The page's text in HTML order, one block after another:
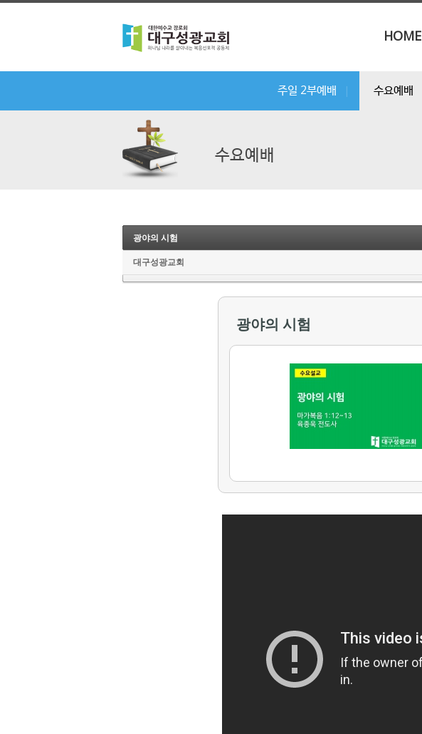
HOME
주일 2부예배 | 수요예배
수요예배
광야의 시험
대구성광교회
광야의 시험